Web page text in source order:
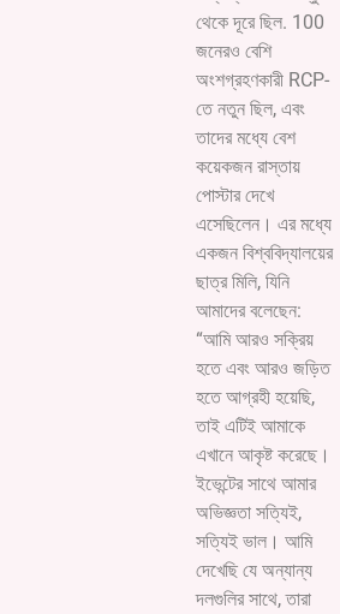
থেকে দূরে ছিল. 100
জনেরও বেশি
অংশগ্রহণকারী RCP-
তে নতুন ছিল, এবং
তাদের মধ্যে বেশ
কয়েকজন রাস্তায়
পোস্টার দেখে
এসেছিলেন। এর মধ্যে
একজন বিশ্ববিদ্যালয়ের
ছাত্র মিলি, যিনি
আমাদের বলেছেন:
“আমি আরও সক্রিয়
হতে এবং আরও জড়িত
হতে আগ্রহী হয়েছি,
তাই এটিই আমাকে
এখানে আকৃষ্ট করেছে।
ইভেন্টের সাথে আমার
অভিজ্ঞতা সত্যিই,
সত্যিই ভাল। আমি
দেখেছি যে অন্যান্য
দলগুলির সাথে, তারা